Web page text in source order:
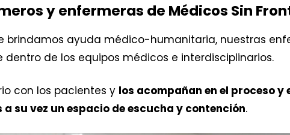
y enfermeras de Médicos Sin
brindamos ayuda médico-humanitaria, nuestras
de los equipos médicos e interdisciplinarios.
con los pacientes y los acompañan en el proceso y
su vez un espacio de escucha y contención.